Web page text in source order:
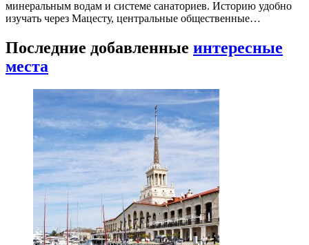
минеральным водам и системе санаториев. Историю удобно
изучать через Мацесту, центральные общественные…
Последние добавленные интересные
места